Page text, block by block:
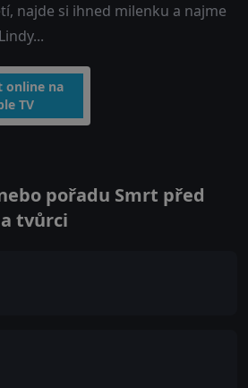
najde si ihned milenku a najme
online na
TV
pořadu Smrt před
tvůrci